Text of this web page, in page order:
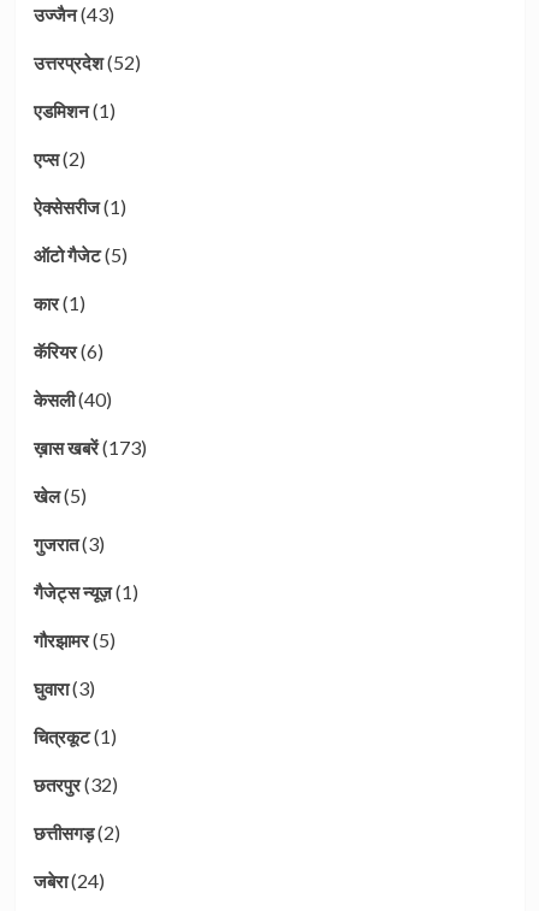
उज्जैन(43)
उत्तरप्रदेश(52)
एडमिशन(1)
एप्स(2)
ऐक्सेसरीज(1)
ऑटो गैजेट(5)
कार(1)
कॅरियर(6)
केसली(40)
ख़ास खबरें(173)
खेल(5)
गुजरात(3)
गैजेट्स न्यूज़(1)
गौरझामर(5)
घुवारा(3)
चित्रकूट(1)
छतरपुर(32)
छत्तीसगड़(2)
जबेरा(24)